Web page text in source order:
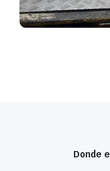
Donde